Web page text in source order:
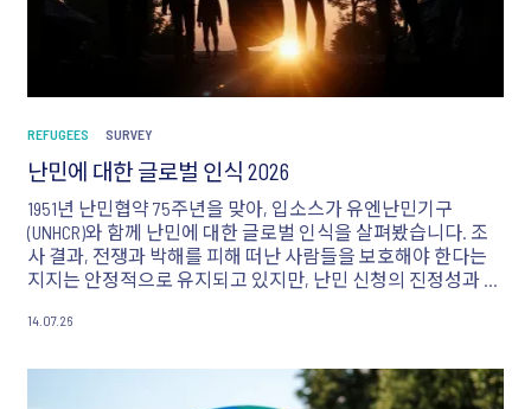
REFUGEES SURVEY
난민에 대한 글로벌 인식 2026
1951년 난민협약 75주년을 맞아, 입소스가 유엔난민기구
(UNHCR)와 함께 난민에 대한 글로벌 인식을 살펴봤습니다. 조
사 결과, 전쟁과 박해를 피해 떠난 사람들을 보호해야 한다는
지지는 안정적으로 유지되고 있지만, 난민 신청의 진정성과 제
니다.
14.07.26